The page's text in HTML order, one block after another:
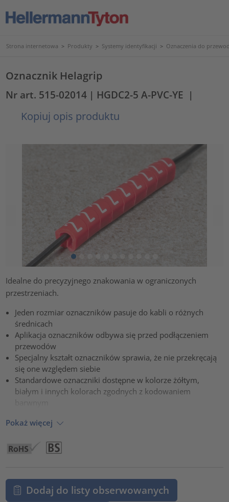
Strona internetowa > Produkty > Systemy identyfikacji > Oznaczenia do
Oznacznik Helagrip
Nr art. 515-02014 | HGDC2-5 A-PVC-YE |
Kopiuj opis produktu
Idealne do precyzyjnego znakowania w ograniczonych
przestrzeniach.
Jeden rozmiar oznaczników pasuje do kabli o różnych
średnicach
Aplikacja oznaczników odbywa się przed podłączeniem
przewodów
Specjalny kształt oznaczników sprawia, że nie przekręcają
się one względem siebie
Standardowe oznaczniki dostępne w kolorze żółtym,
białym i innych kolorach zgodnych z kodowaniem
Pokaż więcej
Dodaj do listy obserwowanych